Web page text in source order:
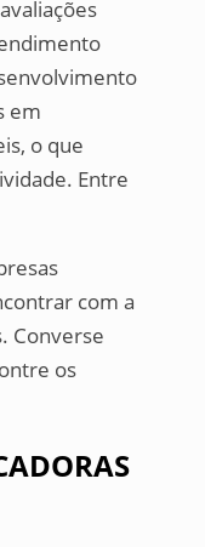
em
o que
Entre
com a
Converse
os